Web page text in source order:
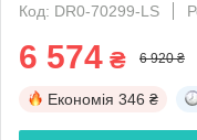
Код: DR0-70299-LS
6 574 ₴ 6 920 ₴
Економія 346 ₴